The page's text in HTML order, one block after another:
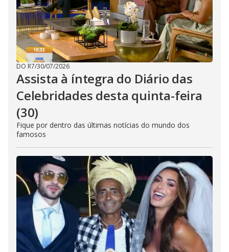
DO R7/30/07/2026
Assista à íntegra do Diário das
Celebridades desta quinta-feira
(30)
Fique por dentro das últimas notícias do mundo dos
famosos